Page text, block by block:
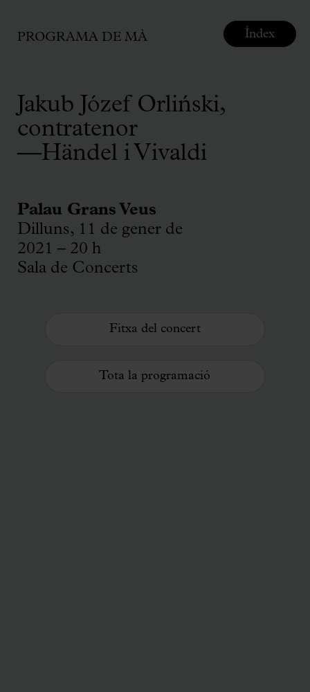
PROGRAMA DE MÀ
Jakub Józef Orliński,
contratenor
—Händel i Vivaldi
Palau Grans Veus
Dilluns, 11 de gener de
2021 – 20 h
Sala de Concerts
Fitxa del concert
Tota la programació
Índex